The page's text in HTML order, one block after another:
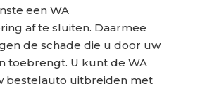
een WA
af te sluiten. Daarmee
de schade die u door uw
toebrengt. U kunt de WA
bestelauto uitbreiden met